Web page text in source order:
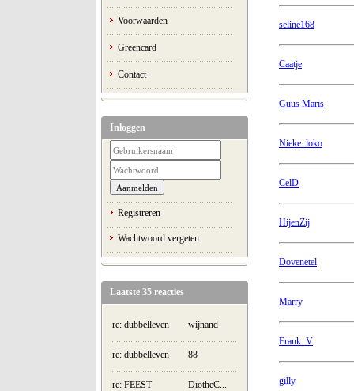
Voorwaarden
Greencard
Contact
Inloggen
Registreren
Wachtwoord vergeten
Laatste 35 reacties
re: dubbelleven wijnand
re: dubbelleven 88
re: FEEST DiotheC...
seline168
Caatje
Guus Maris
Nieke_loko
CelD
HijenZij
Dovenetel
Marry
Frank_V
gilly